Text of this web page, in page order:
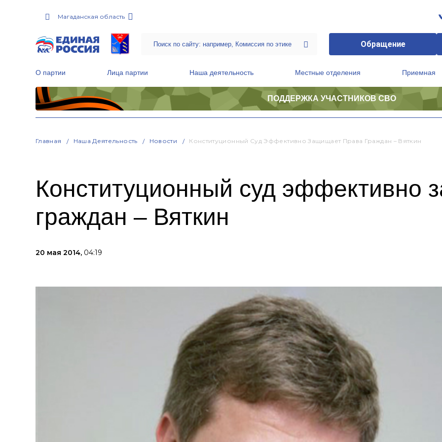
Магаданская область
Обращение
О партии Лица партии Наша деятельность Местные отделения Приемная
ПОДДЕРЖКА УЧАСТНИКОВ СВО
Главная Наша Деятельность Новости Конституционный Суд Эффективно Защищает Права Граждан – Вяткин
Конституционный суд эффективно
граждан – Вяткин
20 мая 2014, 04:19